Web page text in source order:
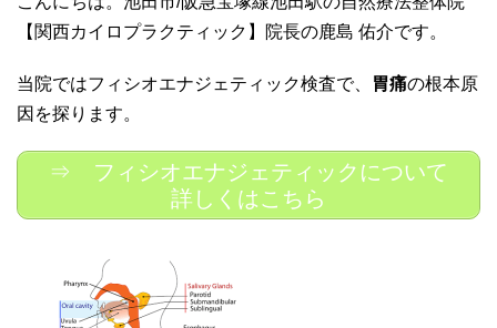
【関西カイロプラクティック】院長の鹿島 佑介です。
当院ではフィシオエナジェティック検査で、 胃痛の根本原
因を探ります。
⇒ フィシオエナジェティックについて
詳しくはこちら